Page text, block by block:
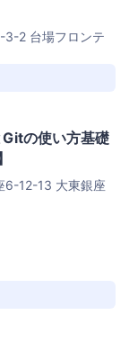
2 台場フロンテ
の使い方基礎
6-12-13 大東銀座